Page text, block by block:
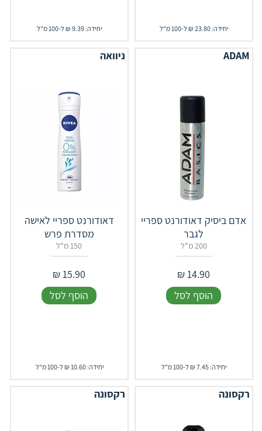
יחידה: 23.80 ₪ ל-100 מ"ל יחידה: 9.39 ₪ ל-100 מ"ל
ADAM
אדם ביסיק דאודורנט ספריי
לגבר
200 מ"ל
14.90
₪
הוסף לסל
יחידה: 7.45 ₪ ל-100 מ"ל
ניוואה
דאודורנט ספריי לאישה
מסדרת פרש
150 מ"ל
15.90
₪
הוסף לסל
יחידה: 10.60 ₪ ל-100 מ"ל
רקסונה רקסונה